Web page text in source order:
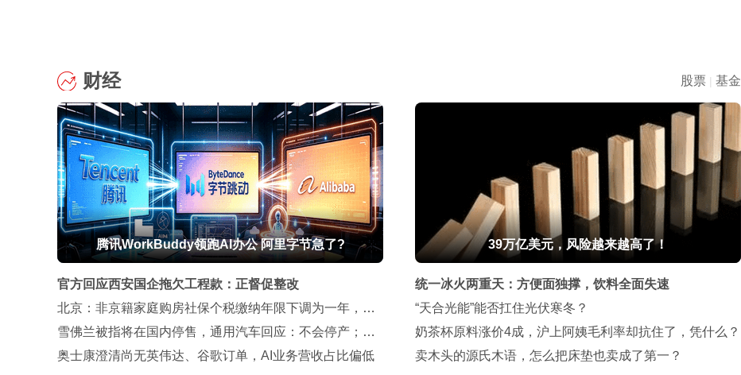
财经 股票 | 基金
腾讯WorkBuddy领跑AI办公 阿里字节急了? 39万亿美元，风险越来越高了！
官方回应西安国企拖欠工程款：正督促整改
统一冰火两重天：方便面独撑，饮料全面失速
北京：非京籍家庭购房社保个税缴纳年限下调为一年，公
积金贷款额度最高340万元
“天合光能”能否扛住光伏寒冬？
雪佛兰被指将在国内停售，通用汽车回应：不会停产；去
年雪佛兰中国销量不足9000辆
奶茶杯原料涨价4成，沪上阿姨毛利率却抗住了，凭什么？
奥士康澄清尚无英伟达、谷歌订单，AI业务营收占比偏低
卖木头的源氏木语，怎么把床垫也卖成了第一？